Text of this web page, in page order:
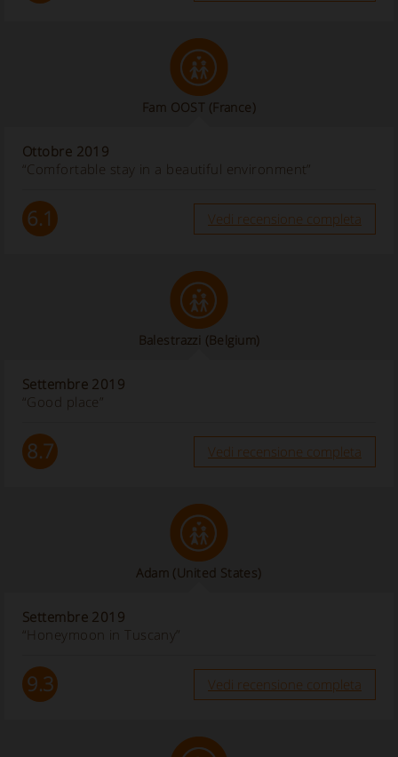
Fam OOST (France)
Ottobre 2019
“Comfortable stay in a beautiful environment”
6.1 Vedi recensione completa
Balestrazzi (Belgium)
Settembre 2019
“Good place”
8.7 Vedi recensione completa
Adam (United States)
Settembre 2019
“Honeymoon in Tuscany”
9.3 Vedi recensione completa